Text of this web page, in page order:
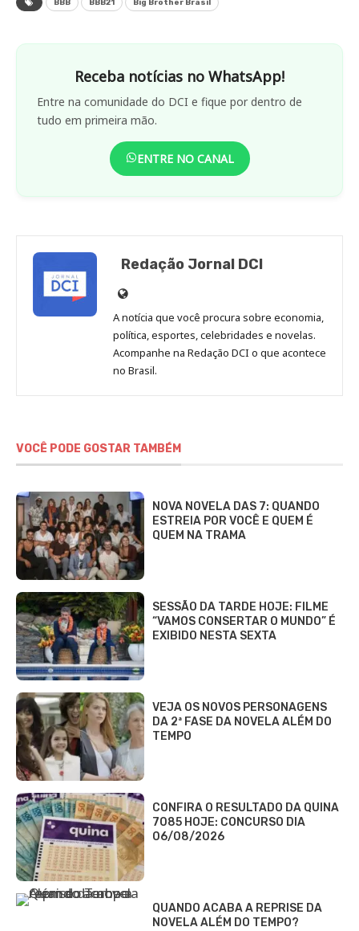
BBB BBB21 Big Brother Brasil
Receba notícias no WhatsApp!
Entre na comunidade do DCI e fique por dentro de
tudo em primeira mão.
ENTRE NO CANAL
Redação Jornal DCI
Site
de
Redação
Jornal
DCI
A notícia que você procura sobre economia,
política, esportes, celebridades e novelas.
Acompanhe na Redação DCI o que acontece
no Brasil.
VOCÊ PODE GOSTAR TAMBÉM
NOVA NOVELA DAS 7: QUANDO
ESTREIA POR VOCÊ E QUEM É
QUEM NA TRAMA
SESSÃO DA TARDE HOJE: FILME
“VAMOS CONSERTAR O MUNDO” É
EXIBIDO NESTA SEXTA
VEJA OS NOVOS PERSONAGENS
DA 2ª FASE DA NOVELA ALÉM DO
TEMPO
CONFIRA O RESULTADO DA QUINA
7085 HOJE: CONCURSO DIA
06/08/2026
QUANDO ACABA A REPRISE DA
NOVELA ALÉM DO TEMPO?